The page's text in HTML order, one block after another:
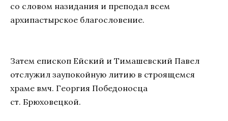
со словом назидания и преподал всем
архипастырское благословение.
Затем епископ Ейский и Тимашевский Павел
отслужил заупокойную литию в строящемся
храме вмч. Георгия Победоносца
ст. Брюховецкой.